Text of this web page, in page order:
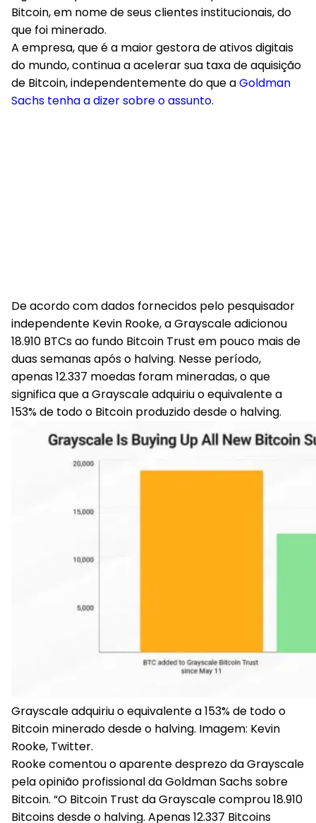
Bitcoin, em nome de seus clientes institucionais, do
que foi minerado.
A empresa, que é a maior gestora de ativos digitais
do mundo, continua a acelerar sua taxa de aquisição
de Bitcoin, independentemente do que aGoldman
Sachs tenha a dizer sobre o assunto.
De acordo com dados fornecidos pelo pesquisador
independente Kevin Rooke, a Grayscale adicionou
18.910 BTCs ao fundo Bitcoin Trust em pouco mais de
duas semanas após o halving. Nesse período,
apenas 12.337 moedas foram mineradas, o que
significa que a Grayscale adquiriu o equivalente a
153% de todo o Bitcoin produzido desde o halving.
Grayscale adquiriu o equivalente a 153% de todo o
Bitcoin minerado desde o halving. Imagem: Kevin
Rooke, Twitter.
Rooke comentou o aparente desprezo da Grayscale
pela opinião profissional da Goldman Sachs sobre
Bitcoin. “O Bitcoin Trust da Grayscale comprou 18.910
Bitcoins desde o halving. Apenas 12.337 Bitcoins